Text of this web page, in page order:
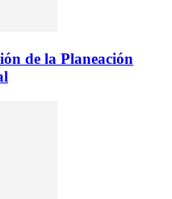
de la Planeación